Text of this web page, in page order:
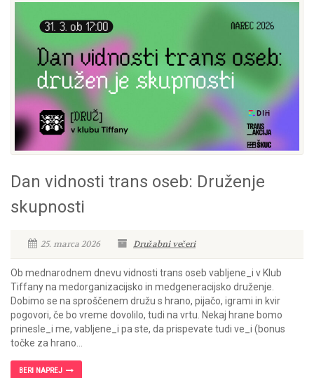
Dan vidnosti trans oseb: Druženje
skupnosti
25. marca 2026 Družabni večeri
Ob mednarodnem dnevu vidnosti trans oseb vabljene_i v Klub
Tiffany na medorganizacijsko in medgeneracijsko druženje.
Dobimo se na sproščenem družu s hrano, pijačo, igrami in kvir
pogovori, če bo vreme dovolilo, tudi na vrtu. Nekaj hrane bomo
prinesle_i me, vabljene_i pa ste, da prispevate tudi ve_i (bonus
točke za hrano...
BERI NAPREJ